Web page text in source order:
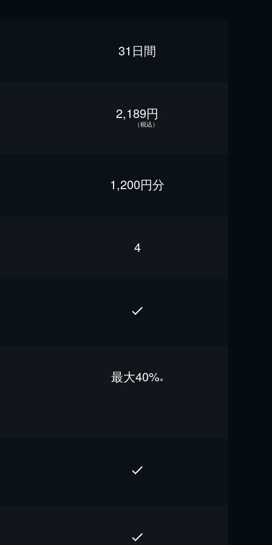
31日間
2,189円
（税込）
1,200円分
4
最⼤40%※